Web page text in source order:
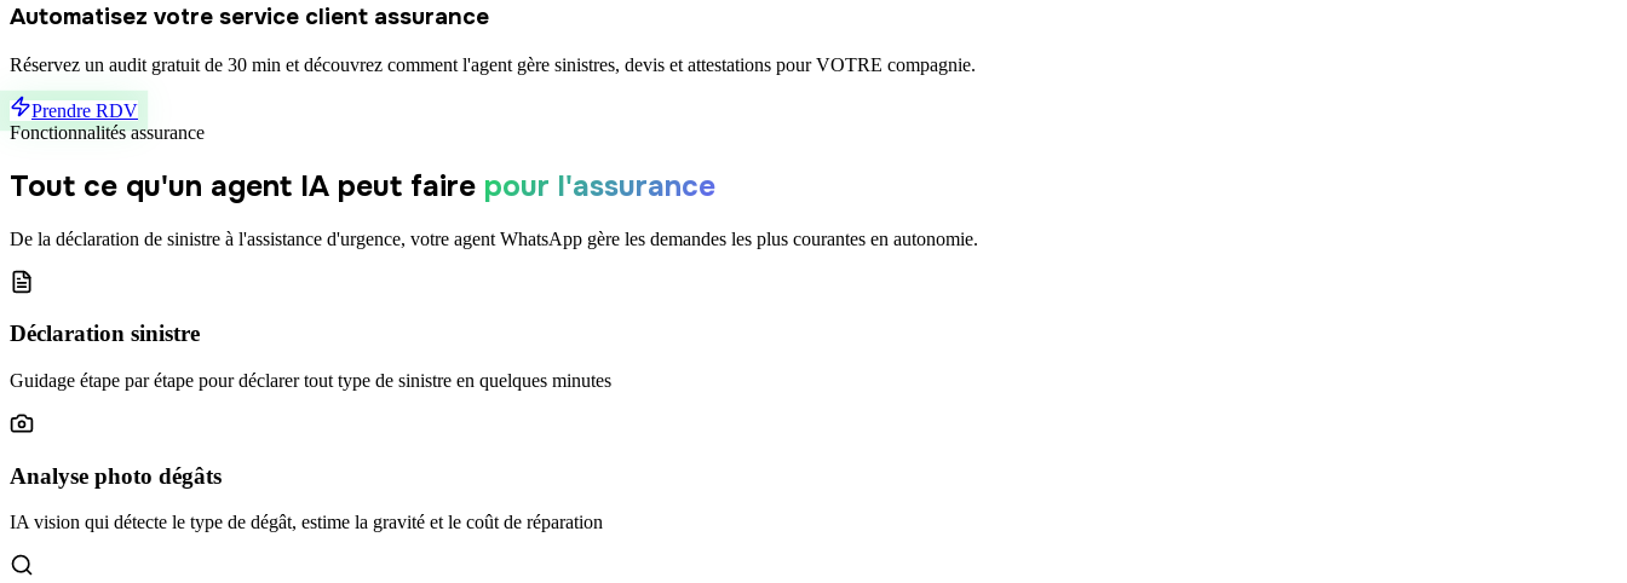
Automatisez votre service client assurance
Réservez un audit gratuit de 30 min et découvrez comment l'agent gère sinistres, devis et attestations pour VOTRE compagnie.
Prendre RDV
Fonctionnalités assurance
Tout ce qu'un agent IA peut faire pour l'assurance
De la déclaration de sinistre à l'assistance d'urgence, votre agent WhatsApp gère les demandes les plus courantes en autonomie.
Déclaration sinistre
Guidage étape par étape pour déclarer tout type de sinistre en quelques minutes
Analyse photo dégâts
IA vision qui détecte le type de dégât, estime la gravité et le coût de réparation